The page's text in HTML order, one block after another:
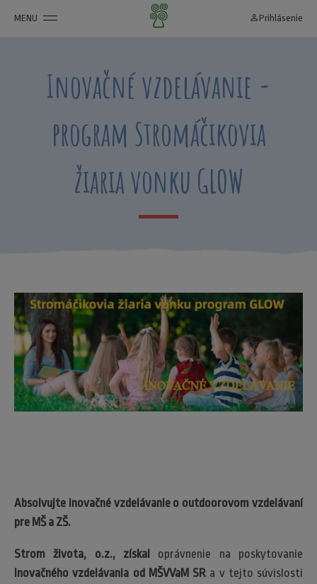
MENU person_outline Prihlásenie
Inovačné vzdelávanie -
program Stromáčikovia
žiaria vonku GLOW
Absolvujte inovačné vzdelávanie o outdoorovom vzdelávaní
pre MŠ a ZŠ.
Strom života, o.z., získal
oprávnenie na poskytovanie
Inovačného vzdelávania od MŠVVaM SR a v tejto súvislosti